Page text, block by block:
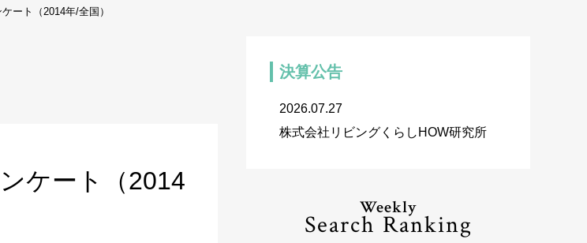
ート（2014年/全国）
ケート（2014
決算公告
2026.07.27
株式会社リビングくらしHOW研究所
Weekly
Search Ranking